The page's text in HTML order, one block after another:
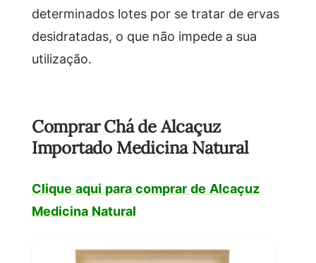
determinados lotes por se tratar de ervas
desidratadas, o que não impede a sua
utilização.
Comprar Chá de Alcaçuz
Importado Medicina Natural
Clique aqui para comprar de Alcaçuz
Medicina Natural